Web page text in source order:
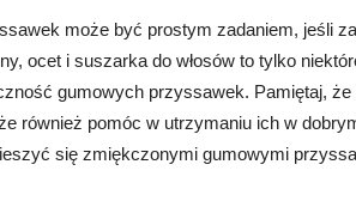
może być prostym zadaniem, jeśli
ocet i suszarka do włosów to tylko
gumowych przyssawek. Pamiętaj,
również pomóc w utrzymaniu ich w
się zmiękczonymi gumowymi